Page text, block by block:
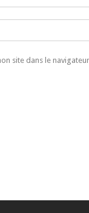
site dans le